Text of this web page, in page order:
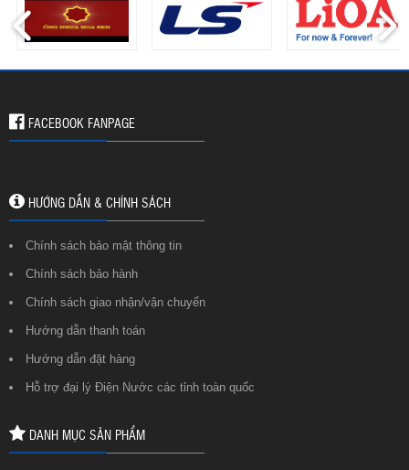
FACEBOOK FANPAGE
HƯỚNG DẪN & CHÍNH SÁCH
Chính sách bảo mật thông tin
Chính sách bảo hành
Chính sách giao nhận/vận chuyển
Hướng dẫn thanh toán
Hướng dẫn đặt hàng
Hỗ trợ đại lý Điện Nước các tỉnh toàn quốc
DANH MỤC SẢN PHẨM